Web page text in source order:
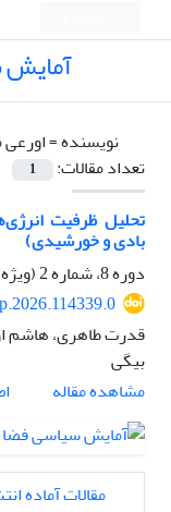
نویسنده =
تعداد مقالات:
1
تحلیل ظرفیت
بادی و خورشیدی)
دوره 8، شماره 2 (ویژه نامه کشورداری)، بهار 1405، صفحه
قدرت طاهری، هاشم
بیگی
مشاهده مقاله
مقالات آماده